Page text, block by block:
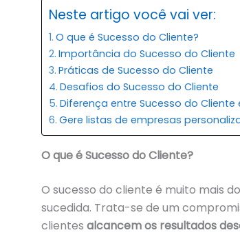
Neste artigo você vai ver:
O que é Sucesso do Cliente?
Importância do Sucesso do Cliente
Práticas de Sucesso do Cliente
Desafios do Sucesso do Cliente
Diferença entre Sucesso do
Gere listas de empresas
O que é Sucesso do Cliente?
O sucesso do cliente é muito mais
sucedida. Trata-se de um
clientes alcancem os resultados